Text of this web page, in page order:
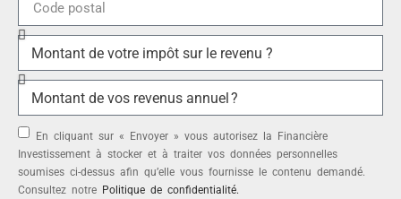
En cliquant sur « Envoyer » vous autorisez la Financière
Investissement à stocker et à traiter vos données personnelles
soumises ci-dessus afin qu’elle vous fournisse le contenu demandé.
Consultez notre Politique de confidentialité.